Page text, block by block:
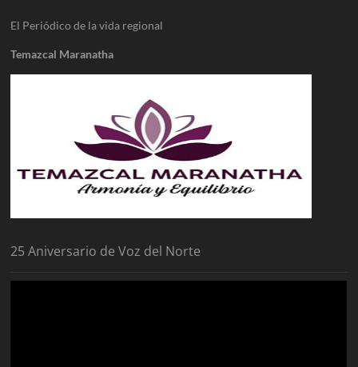
El Periódico de la vida regional
Temazcal Maranatha
25 Aniversario de Voz del Norte